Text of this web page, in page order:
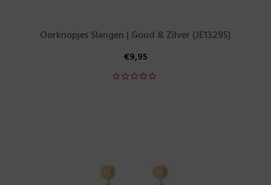
Oorknopjes Slangen | Goud & Zilver (JE13295)
€9,95